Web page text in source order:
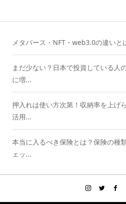
メタバース・NFT・web3.0の違いと
まだ少ない？日本で投資している人
に増...
押入れは使い方次第！収納率を上げ
活用...
本当に入るべき保険とは？保険の種
ェッ...